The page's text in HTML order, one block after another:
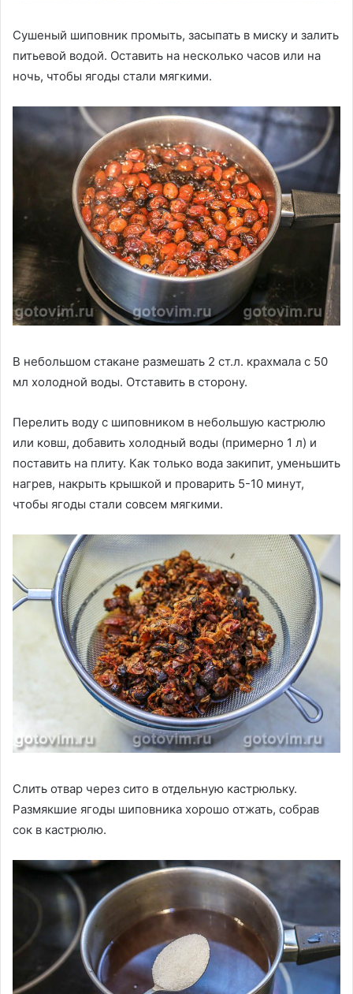
Сушеный шиповник промыть, засыпать в миску и залить
питьевой водой. Оставить на несколько часов или на
ночь, чтобы ягоды стали мягкими.
В небольшом стакане размешать 2 ст.л. крахмала с 50
мл холодной воды. Отставить в сторону.
Перелить воду с шиповником в небольшую кастрюлю
или ковш, добавить холодный воды (примерно 1 л) и
поставить на плиту. Как только вода закипит, уменьшить
нагрев, накрыть крышкой и проварить 5-10 минут,
чтобы ягоды стали совсем мягкими.
Слить отвар через сито в отдельную кастрюльку.
Размякшие ягоды шиповника хорошо отжать, собрав
сок в кастрюлю.